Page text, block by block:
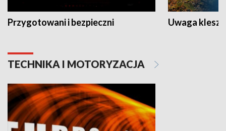
Przygotowani i bezpieczni Uwaga
TECHNIKA I MOTORYZACJA